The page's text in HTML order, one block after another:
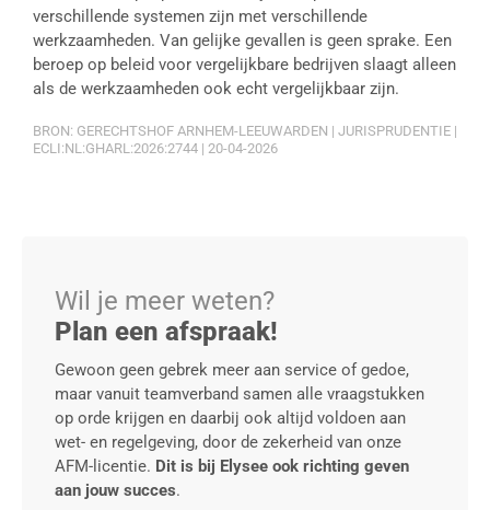
verschillende systemen zijn met verschillende
werkzaamheden. Van gelijke gevallen is geen sprake. Een
beroep op beleid voor vergelijkbare bedrijven slaagt alleen
als de werkzaamheden ook echt vergelijkbaar zijn.
BRON: GERECHTSHOF ARNHEM-LEEUWARDEN | JURISPRUDENTIE |
ECLI:NL:GHARL:2026:2744 | 20-04-2026
Wil je meer weten?
Plan een afspraak!
Gewoon geen gebrek meer aan service of gedoe,
maar vanuit teamverband samen alle vraagstukken
op orde krijgen en daarbij ook altijd voldoen aan
wet- en regelgeving, door de zekerheid van onze
AFM-licentie. Dit is bij Elysee ook richting geven
aan jouw succes.